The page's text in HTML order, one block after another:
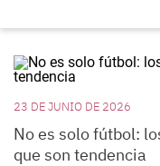
23 DE JUNIO DE 2026
No es solo fútbol:
que son tendencia